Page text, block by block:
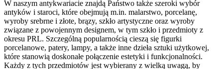
W naszym antykwariacie znajdą Państwo także szeroki wybór
antyków i staroci, które obejmują m.in. malarstwo, porcelanę,
wyroby srebrne i złote, brązy, szkło artystyczne oraz wyroby
związane z powojennym designem, w tym szkło i przedmioty z
okresu PRL. Szczególną popularnością cieszą się figurki
porcelanowe, patery, lampy, a także inne dzieła sztuki użytkowej,
które stanowią doskonałe połączenie estetyki i funkcjonalności.
Każdy z tych przedmiotów jest wybierany z wielką uwagą, by